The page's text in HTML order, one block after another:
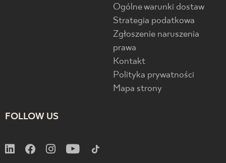
Ogólne warunki dostaw
Strategia podatkowa
Zgłoszenie naruszenia
prawa
Kontakt
Polityka prywatności
Mapa strony
FOLLOW US